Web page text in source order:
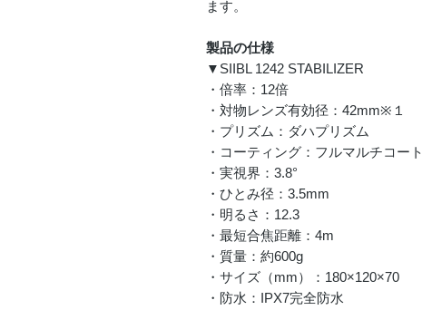
ます。
製品の仕様
▼SIIBL 1242 STABILIZER
・倍率：12倍
・対物レンズ有効径：42mm※１
・プリズム：ダハプリズム
・コーティング：フルマルチコート
・実視界：3.8°
・ひとみ径：3.5mm
・明るさ：12.3
・最短合焦距離：4m
・質量：約600g
・サイズ（mm）：180×120×70
・防水：IPX7完全防水